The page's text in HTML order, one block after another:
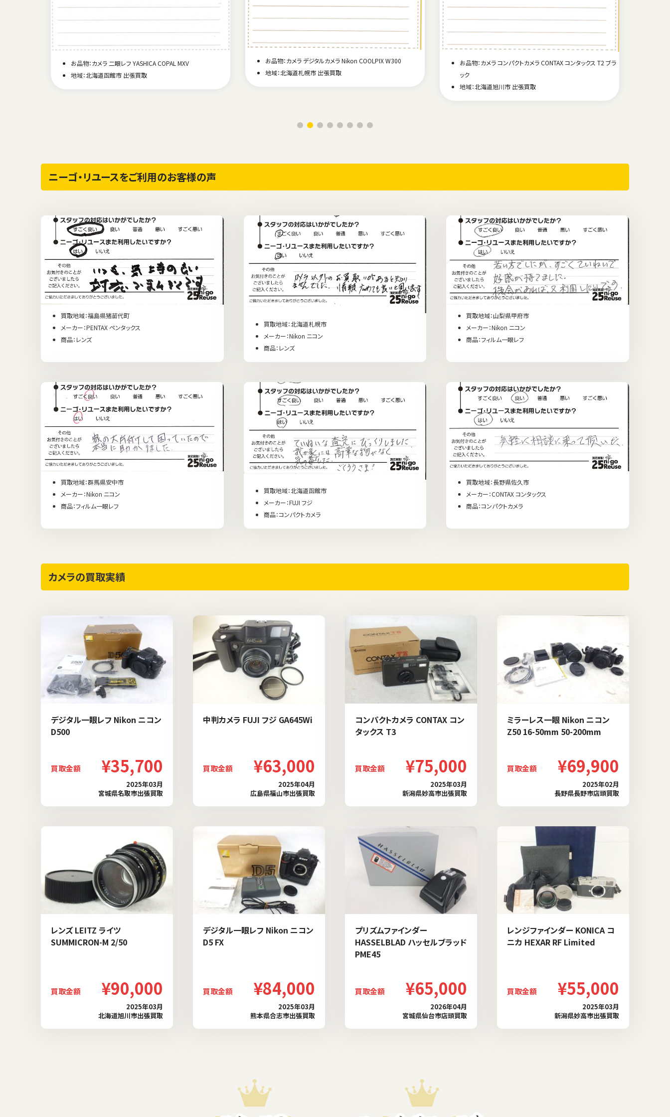
お品物：カメラ 二眼レフ YASHICA COPAL MXV
地域：北海道函館市 出張買取
お品物：カメラ デジタルカメラ Nikon COOLPIX W300
地域：北海道札幌市 出張買取
お品物：カメラ コンパクトカメラ CONTAX コンタックス T2 ブラ
ック
地域：北海道旭川市 出張買取
ニーゴ・リユースをご利用のお客様の声
買取地域：福島県猪苗代町
メーカー：PENTAX ペンタックス
商品：レンズ
買取地域：北海道札幌市
メーカー：Nikon ニコン
商品：レンズ
買取地域：山梨県甲府市
メーカー：Nikon ニコン
商品：フィルム一眼レフ
買取地域：群馬県安中市
メーカー：Nikon ニコン
商品：フィルム一眼レフ
買取地域：北海道函館市
メーカー：FUJI フジ
商品：コンパクトカメラ
買取地域：長野県佐久市
メーカー：CONTAX コンタックス
商品：コンパクトカメラ
カメラの買取実績
デジタル一眼レフ Nikon ニコン
D500
買取金額 ¥35,700
2025年03月
宮城県名取市出張買取
中判カメラ FUJI フジ GA645Wi
買取金額 ¥63,000
2025年04月
広島県福山市出張買取
コンパクトカメラ CONTAX コン
タックス T3
買取金額 ¥75,000
2025年03月
新潟県妙高市出張買取
ミラーレス一眼 Nikon ニコン
Z50 16-50mm 50-200mm
買取金額 ¥69,900
2025年02月
長野県長野市店頭買取
レンズ LEITZ ライツ
SUMMICRON-M 2/50
買取金額 ¥90,000
2025年03月
北海道旭川市出張買取
デジタル一眼レフ Nikon ニコン
D5 FX
買取金額 ¥84,000
2025年03月
熊本県合志市出張買取
プリズムファインダー
HASSELBLAD ハッセルブラッド
PME45
買取金額 ¥65,000
2026年04月
宮城県仙台市店頭買取
レンジファインダー KONICA コ
ニカ HEXAR RF Limited
買取金額 ¥55,000
2025年03月
新潟県妙高市出張買取